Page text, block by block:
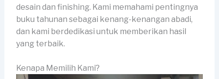
desain dan finishing. Kami memahami pentingnya
buku tahunan sebagai kenang-kenangan abadi,
dan kami berdedikasi untuk memberikan hasil
yang terbaik.
Kenapa Memilih Kami?